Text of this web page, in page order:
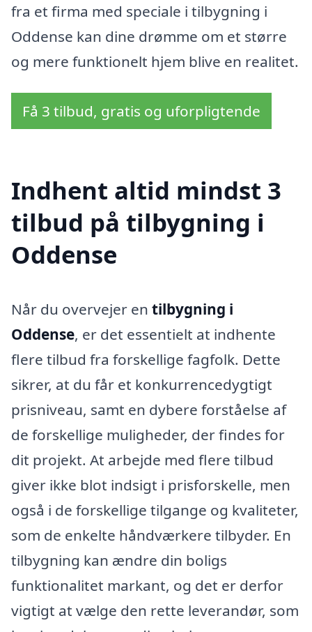
fra et firma med speciale i tilbygning i
Oddense kan dine drømme om et større
og mere funktionelt hjem blive en realitet.
Få 3 tilbud, gratis og uforpligtende
Indhent altid mindst 3
tilbud på tilbygning i
Oddense
Når du overvejer en tilbygning i
Oddense, er det essentielt at indhente
flere tilbud fra forskellige fagfolk. Dette
sikrer, at du får et konkurrencedygtigt
prisniveau, samt en dybere forståelse af
de forskellige muligheder, der findes for
dit projekt. At arbejde med flere tilbud
giver ikke blot indsigt i prisforskelle, men
også i de forskellige tilgange og kvaliteter,
som de enkelte håndværkere tilbyder. En
tilbygning kan ændre din boligs
funktionalitet markant, og det er derfor
vigtigt at vælge den rette leverandør, som